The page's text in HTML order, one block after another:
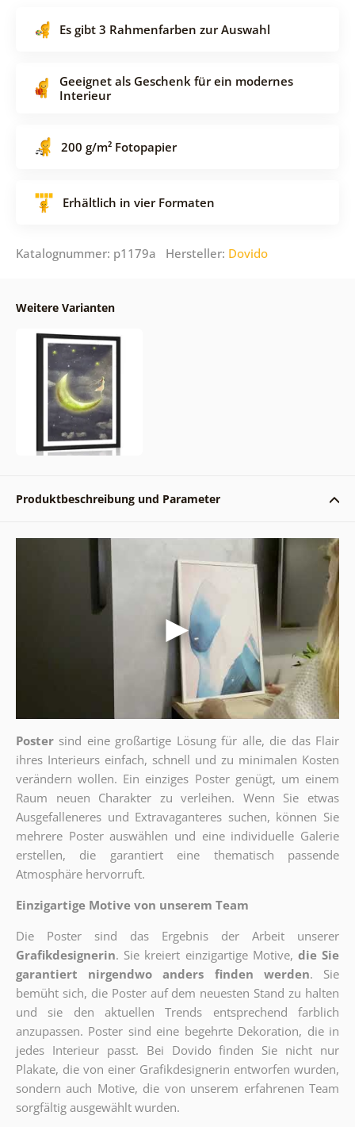
Es gibt 3 Rahmenfarben zur Auswahl
Geeignet als Geschenk für ein modernes
Interieur
200 g/m² Fotopapier
Erhältlich in vier Formaten
Katalognummer: p1179a Hersteller: Dovido
Weitere Varianten
Produktbeschreibung und Parameter
Poster sind eine großartige Lösung für alle, die das Flair
ihres Interieurs einfach, schnell und zu minimalen Kosten
verändern wollen. Ein einziges Poster genügt, um einem
Raum neuen Charakter zu verleihen. Wenn Sie etwas
Ausgefalleneres und Extravaganteres suchen, können Sie
mehrere Poster auswählen und eine individuelle Galerie
erstellen, die garantiert eine thematisch passende
Atmosphäre hervorruft.
Einzigartige Motive von unserem Team
Die Poster sind das Ergebnis der Arbeit unserer
Grafikdesignerin. Sie kreiert einzigartige Motive, die Sie
garantiert nirgendwo anders finden werden. Sie
bemüht sich, die Poster auf dem neuesten Stand zu halten
und sie den aktuellen Trends entsprechend farblich
anzupassen. Poster sind eine begehrte Dekoration, die in
jedes Interieur passt. Bei Dovido finden Sie nicht nur
Plakate, die von einer Grafikdesignerin entworfen wurden,
sondern auch Motive, die von unserem erfahrenen Team
sorgfältig ausgewählt wurden.